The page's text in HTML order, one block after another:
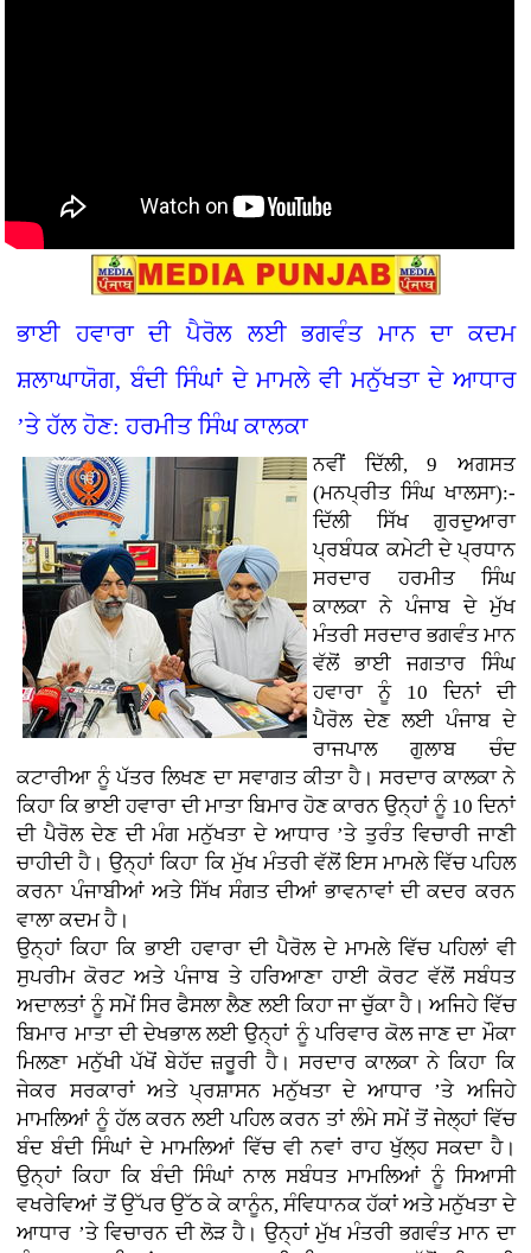
ਭਾਈ ਹਵਾਰਾ ਦੀ ਪੈਰੋਲ ਲਈ ਭਗਵੰਤ ਮਾਨ ਦਾ ਕਦਮ
ਸ਼ਲਾਘਾਯੋਗ, ਬੰਦੀ ਸਿੰਘਾਂ ਦੇ ਮਾਮਲੇ ਵੀ ਮਨੁੱਖਤਾ ਦੇ ਆਧਾਰ
’ਤੇ ਹੱਲ ਹੋਣ: ਹਰਮੀਤ ਸਿੰਘ ਕਾਲਕਾ
ਨਵੀਂ ਦਿੱਲੀ, 9 ਅਗਸਤ
(ਮਨਪ੍ਰੀਤ ਸਿੰਘ ਖਾਲਸਾ):-
ਦਿੱਲੀ ਸਿੱਖ ਗੁਰਦੁਆਰਾ
ਪ੍ਰਬੰਧਕ ਕਮੇਟੀ ਦੇ ਪ੍ਰਧਾਨ
ਸਰਦਾਰ ਹਰਮੀਤ ਸਿੰਘ
ਕਾਲਕਾ ਨੇ ਪੰਜਾਬ ਦੇ ਮੁੱਖ
ਮੰਤਰੀ ਸਰਦਾਰ ਭਗਵੰਤ ਮਾਨ
ਵੱਲੋਂ ਭਾਈ ਜਗਤਾਰ ਸਿੰਘ
ਹਵਾਰਾ ਨੂੰ 10 ਦਿਨਾਂ ਦੀ
ਪੈਰੋਲ ਦੇਣ ਲਈ ਪੰਜਾਬ ਦੇ
ਰਾਜਪਾਲ ਗੁਲਾਬ ਚੰਦ
ਕਟਾਰੀਆ ਨੂੰ ਪੱਤਰ ਲਿਖਣ ਦਾ ਸਵਾਗਤ ਕੀਤਾ ਹੈ। ਸਰਦਾਰ ਕਾਲਕਾ ਨੇ
ਕਿਹਾ ਕਿ ਭਾਈ ਹਵਾਰਾ ਦੀ ਮਾਤਾ ਬਿਮਾਰ ਹੋਣ ਕਾਰਨ ਉਨ੍ਹਾਂ ਨੂੰ 10 ਦਿਨਾਂ
ਦੀ ਪੈਰੋਲ ਦੇਣ ਦੀ ਮੰਗ ਮਨੁੱਖਤਾ ਦੇ ਆਧਾਰ ’ਤੇ ਤੁਰੰਤ ਵਿਚਾਰੀ ਜਾਣੀ
ਚਾਹੀਦੀ ਹੈ। ਉਨ੍ਹਾਂ ਕਿਹਾ ਕਿ ਮੁੱਖ ਮੰਤਰੀ ਵੱਲੋਂ ਇਸ ਮਾਮਲੇ ਵਿੱਚ ਪਹਿਲ
ਕਰਨਾ ਪੰਜਾਬੀਆਂ ਅਤੇ ਸਿੱਖ ਸੰਗਤ ਦੀਆਂ ਭਾਵਨਾਵਾਂ ਦੀ ਕਦਰ ਕਰਨ
ਵਾਲਾ ਕਦਮ ਹੈ।
ਉਨ੍ਹਾਂ ਕਿਹਾ ਕਿ ਭਾਈ ਹਵਾਰਾ ਦੀ ਪੈਰੋਲ ਦੇ ਮਾਮਲੇ ਵਿੱਚ ਪਹਿਲਾਂ ਵੀ
ਸੁਪਰੀਮ ਕੋਰਟ ਅਤੇ ਪੰਜਾਬ ਤੇ ਹਰਿਆਣਾ ਹਾਈ ਕੋਰਟ ਵੱਲੋਂ ਸਬੰਧਤ
ਅਦਾਲਤਾਂ ਨੂੰ ਸਮੇਂ ਸਿਰ ਫੈਸਲਾ ਲੈਣ ਲਈ ਕਿਹਾ ਜਾ ਚੁੱਕਾ ਹੈ। ਅਜਿਹੇ ਵਿੱਚ
ਬਿਮਾਰ ਮਾਤਾ ਦੀ ਦੇਖਭਾਲ ਲਈ ਉਨ੍ਹਾਂ ਨੂੰ ਪਰਿਵਾਰ ਕੋਲ ਜਾਣ ਦਾ ਮੌਕਾ
ਮਿਲਣਾ ਮਨੁੱਖੀ ਪੱਖੋਂ ਬੇਹੱਦ ਜ਼ਰੂਰੀ ਹੈ। ਸਰਦਾਰ ਕਾਲਕਾ ਨੇ ਕਿਹਾ ਕਿ
ਜੇਕਰ ਸਰਕਾਰਾਂ ਅਤੇ ਪ੍ਰਸ਼ਾਸਨ ਮਨੁੱਖਤਾ ਦੇ ਆਧਾਰ ’ਤੇ ਅਜਿਹੇ
ਮਾਮਲਿਆਂ ਨੂੰ ਹੱਲ ਕਰਨ ਲਈ ਪਹਿਲ ਕਰਨ ਤਾਂ ਲੰਮੇ ਸਮੇਂ ਤੋਂ ਜੇਲ੍ਹਾਂ ਵਿੱਚ
ਬੰਦ ਬੰਦੀ ਸਿੰਘਾਂ ਦੇ ਮਾਮਲਿਆਂ ਵਿੱਚ ਵੀ ਨਵਾਂ ਰਾਹ ਖੁੱਲ੍ਹ ਸਕਦਾ ਹੈ।
ਉਨ੍ਹਾਂ ਕਿਹਾ ਕਿ ਬੰਦੀ ਸਿੰਘਾਂ ਨਾਲ ਸਬੰਧਤ ਮਾਮਲਿਆਂ ਨੂੰ ਸਿਆਸੀ
ਵਖਰੇਵਿਆਂ ਤੋਂ ਉੱਪਰ ਉੱਠ ਕੇ ਕਾਨੂੰਨ, ਸੰਵਿਧਾਨਕ ਹੱਕਾਂ ਅਤੇ ਮਨੁੱਖਤਾ ਦੇ
ਆਧਾਰ ’ਤੇ ਵਿਚਾਰਨ ਦੀ ਲੋੜ ਹੈ। ਉਨ੍ਹਾਂ ਮੁੱਖ ਮੰਤਰੀ ਭਗਵੰਤ ਮਾਨ ਦਾ